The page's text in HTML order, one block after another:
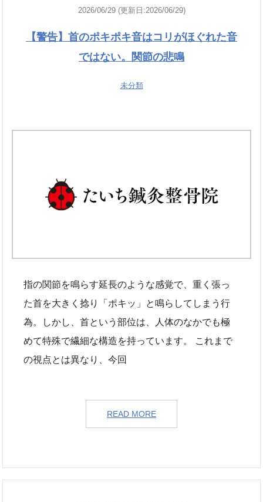
2026/06/29 (更新日:2026/06/29)
【警告】首のポキポキ音はコリがほぐれた音
ではない。関節の悲鳴
未分類
指の関節を鳴らす延長のような感覚で、重く張っ
た首を大きく捻り「ポキッ」と鳴らしてしまう行
為。しかし、首という部位は、人体のなかでも極
めて特殊で繊細な構造を持っています。 これまで
の視点とは異なり、今回
READ MORE